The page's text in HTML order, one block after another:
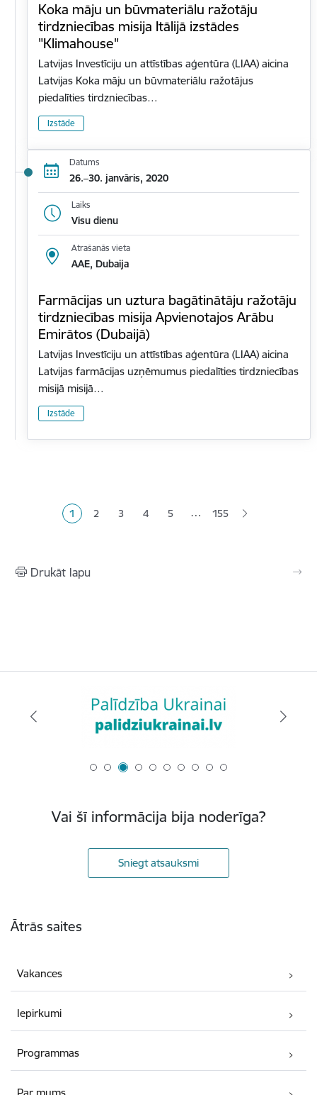
Koka māju un būvmateriālu ražotāju
tirdzniecības misija Itālijā izstādes
"Klimahouse"
Latvijas Investīciju un attīstības aģentūra (LIAA) aicina
Latvijas Koka māju un būvmateriālu ražotājus
piedalīties tirdzniecības…
Izstāde
Datums
26.–30. janvāris, 2020
Laiks
Visu dienu
Atrašanās vieta
AAE, Dubaija
Farmācijas un uztura bagātinātāju ražotāju
tirdzniecības misija Apvienotajos Arābu
Emirātos (Dubaijā)
Latvijas Investīciju un attīstības aģentūra (LIAA) aicina
Latvijas farmācijas uzņēmumus piedalīties tirdzniecības
misijā misijā…
Izstāde
Pašreizējā lapa
1 Lapa
2 Lapa
3 Lapa
4 Lapa
5 … 155
Drukāt lapu
Vai šī informācija bija noderīga?
Sniegt atsauksmi
Ātrās saites
Vakances
Iepirkumi
Programmas